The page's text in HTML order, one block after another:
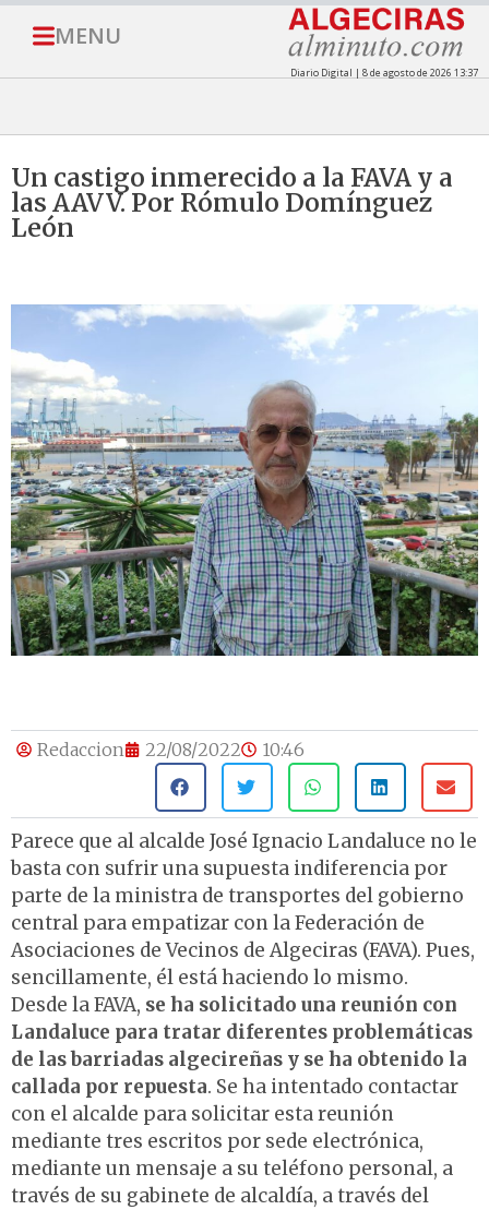
MENU
Diario Digital | 8 de agosto de 2026 13:37
Un castigo inmerecido a la FAVA y a
las AAVV. Por Rómulo Domínguez
León
Redaccion 22/08/2022 10:46
Parece que al alcalde José Ignacio Landaluce no le
basta con sufrir una supuesta indiferencia por
parte de la ministra de transportes del gobierno
central para empatizar con la Federación de
Asociaciones de Vecinos de Algeciras (FAVA). Pues,
sencillamente, él está haciendo lo mismo.
Desde la FAVA, se ha solicitado una reunión con
Landaluce para tratar diferentes problemáticas
de las barriadas algecireñas y se ha obtenido la
callada por repuesta. Se ha intentado contactar
con el alcalde para solicitar esta reunión
mediante tres escritos por sede electrónica,
mediante un mensaje a su teléfono personal, a
través de su gabinete de alcaldía, a través del